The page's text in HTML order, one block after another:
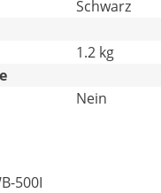
Schwarz
1.2 kg
Nein
500I